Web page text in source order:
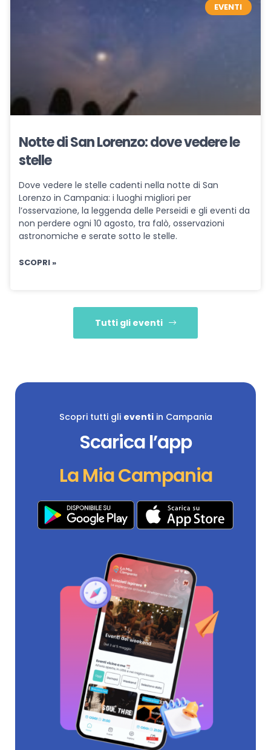
EVENTI
Notte di San Lorenzo: dove vedere le
stelle
Dove vedere le stelle cadenti nella notte di San
Lorenzo in Campania: i luoghi migliori per
l’osservazione, la leggenda delle Perseidi e gli eventi da
non perdere ogni 10 agosto, tra falò, osservazioni
astronomiche e serate sotto le stelle.
SCOPRI »
Tutti gli eventi
Scopri tutti gli eventiin Campania
Scarica l’app
La Mia Campania